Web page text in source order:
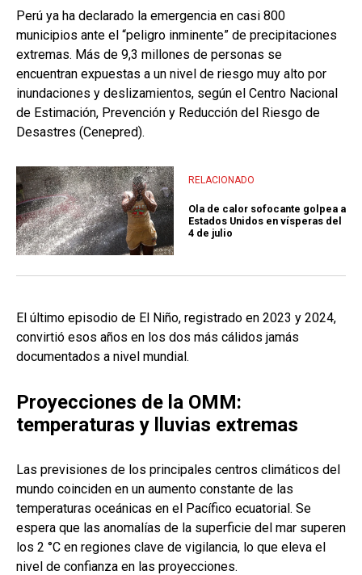
Perú ya ha declarado la emergencia en casi 800
municipios ante el “peligro inminente” de precipitaciones
extremas. Más de 9,3 millones de personas se
encuentran expuestas a un nivel de riesgo muy alto por
inundaciones y deslizamientos, según el Centro Nacional
de Estimación, Prevención y Reducción del Riesgo de
Desastres (Cenepred).
RELACIONADO
Ola de calor sofocante golpea a
Estados Unidos en vísperas del
4 de julio
El último episodio de El Niño, registrado en 2023 y 2024,
convirtió esos años en los dos más cálidos jamás
documentados a nivel mundial.
Proyecciones de la OMM:
temperaturas y lluvias extremas
Las previsiones de los principales centros climáticos del
mundo coinciden en un aumento constante de las
temperaturas oceánicas en el Pacífico ecuatorial. Se
espera que las anomalías de la superficie del mar superen
los 2 °C en regiones clave de vigilancia, lo que eleva el
nivel de confianza en las proyecciones.